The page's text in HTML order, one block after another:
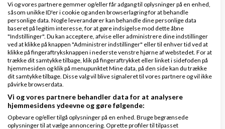
lange samtale med Thomas Rosenstand.
Svar
Slettet BrugerSkrevet09-07-2010
Gennemsnit5,0stjerner givet af3
Vi og vores partnere gemmer og/eller får adgang til oplysninger på en enhed,
såsom unikke ID'er i cookie og anden browserlagring for at behandle
personlige data. Nogle leverandører kan behandle dine personlige data
baseret på legitim interesse, for at gøre indsigelse mod dette åbne
"Indstillinger". Du kan acceptere, afvise eller administrere dine indstillinger
ved at klikke på knappen "Administrer indstillinger" eller til enhver tid ved at
klikke på fingeraftryksknappen i nederste venstre hjørne af webstedet. For at
trække dit samtykke tilbage, klik på fingeraftrykket eller linket i sidefoden på
hjemmesiden og klik på menupunktet Mine data, på den side kan du trække
dit samtykke tilbage. Disse valg vil blive signaleret til vores partnere og vil ikke
påvirke browserdata.
Vi og vores partnere behandler data for at analysere
hjemmesidens ydeevne og gøre følgende:
Opbevare og/eller tilgå oplysninger på en enhed. Bruge begrænsede
oplysninger til at vælge annoncering. Oprette profiler til tilpasset